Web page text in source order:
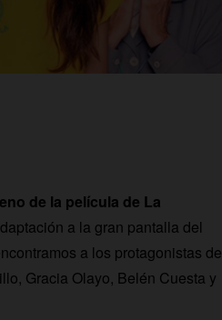
de la película de La
a la gran pantalla del
a los protagonistas de
Gracia Olayo, Belén Cuesta y